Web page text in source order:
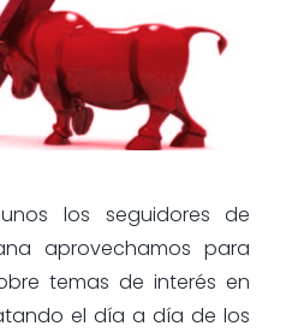
los seguidores de
aprovechamos para
temas de interés en
el día a día de los